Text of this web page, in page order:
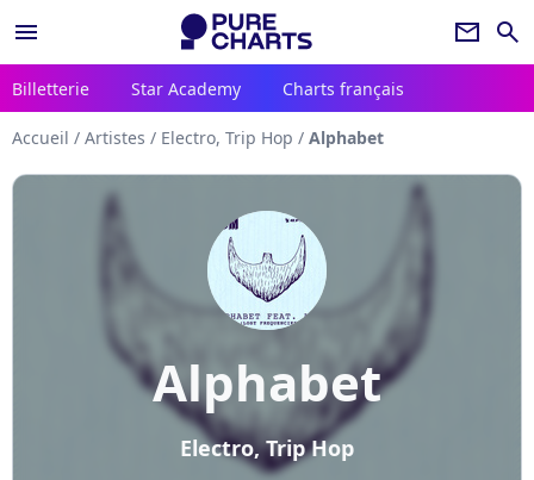
menu newsletter search
Billetterie Star Academy Charts français
Accueil / Artistes / Electro, Trip Hop / Alphabet
Alphabet
Electro, Trip Hop